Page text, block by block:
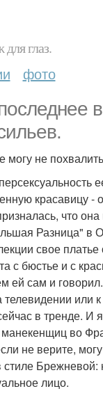
глаз.
фото
могу не
красавицу
что она
Разница" в
свое
с бюстье и с
ей сам и
или
в тренде. И
во
не верите,
Брежневой:
лицо.